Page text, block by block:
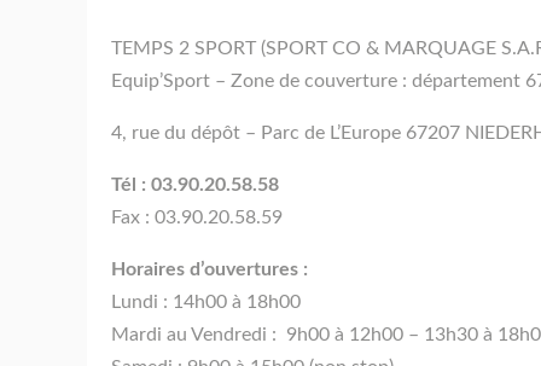
TEMPS 2 SPORT (SPORT CO & MARQUAGE
Equip’Sport – Zone de couverture : département
4, rue du dépôt – Parc de L’Europe 67207
Tél : 03.90.20.58.58
Fax : 03.90.20.58.59
Horaires d’ouvertures :
Lundi : 14h00 à 18h00
Mardi au Vendredi : 9h00 à 12h00 – 13h30 à